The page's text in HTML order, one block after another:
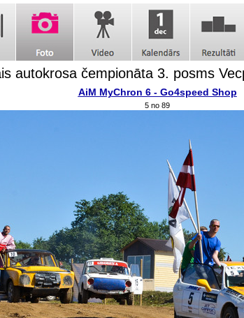
autokrosa čempionāta 3. posms
AiM MyChron 6 - Go4speed Shop
5 no 89